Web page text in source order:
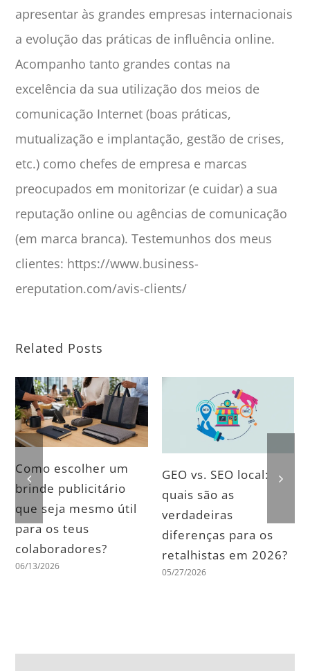
apresentar às grandes empresas internacionais
a evolução das práticas de influência online.
Acompanho tanto grandes contas na
excelência da sua utilização dos meios de
comunicação Internet (boas práticas,
mutualização e implantação, gestão de crises,
etc.) como chefes de empresa e marcas
preocupados em monitorizar (e cuidar) a sua
reputação online ou agências de comunicação
(em marca branca). Testemunhos dos meus
clientes: https://www.business-
ereputation.com/avis-clients/
Related Posts
Como escolher um
brinde publicitário
que seja mesmo útil
para os teus
colaboradores?
06/13/2026
GEO vs. SEO local:
quais são as
verdadeiras
diferenças para os
retalhistas em 2026?
05/27/2026